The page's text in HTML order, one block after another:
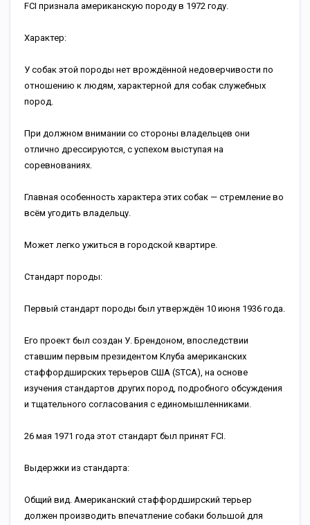
FCI признала американскую породу в 1972 году.
Характер:
У собак этой породы нет врождённой недоверчивости по
отношению к людям, характерной для собак служебных
пород.
При должном внимании со стороны владельцев они
отлично дрессируются, с успехом выступая на
соревнованиях.
Главная особенность характера этих собак — стремление во
всём угодить владельцу.
Может легко ужиться в городской квартире.
Стандарт породы:
Первый стандарт породы был утверждён 10 июня 1936 года.
Его проект был создан У. Брендоном, впоследствии
ставшим первым президентом Клуба американских
стаффордширских терьеров США (STCA), на основе
изучения стандартов других пород, подробного обсуждения
и тщательного согласования с единомышленниками.
26 мая 1971 года этот стандарт был принят FCI.
Выдержки из стандарта:
Общий вид. Американский стаффордширский терьер
должен производить впечатление собаки большой для